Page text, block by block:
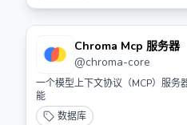
Chroma Mcp 服务器
@chroma-core
一个模型上下文协议（MCP）服
能
数据库